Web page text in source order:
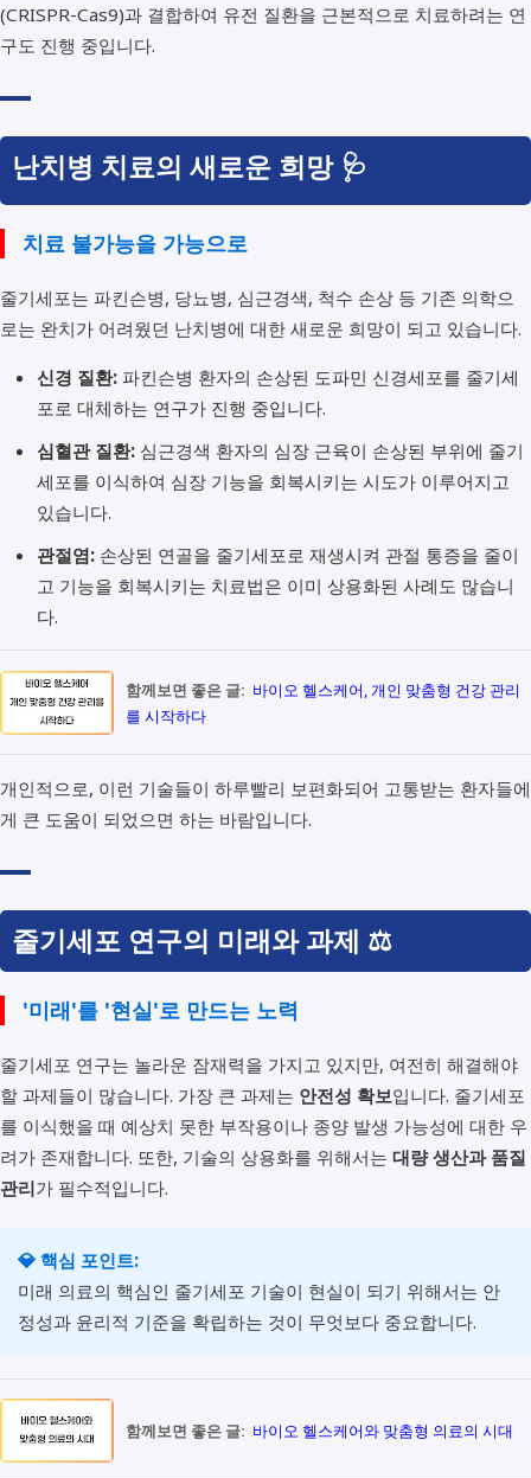
(CRISPR-Cas9)과 결합하여 유전 질환을 근본적으로 치료하려는 연
구도 진행 중입니다.
난치병 치료의 새로운 희망 🩺
치료 불가능을 가능으로
줄기세포는 파킨슨병, 당뇨병, 심근경색, 척수 손상 등 기존 의학으
로는 완치가 어려웠던 난치병에 대한 새로운 희망이 되고 있습니다.
신경 질환:파킨슨병 환자의 손상된 도파민 신경세포를 줄기세
포로 대체하는 연구가 진행 중입니다.
심혈관 질환:심근경색 환자의 심장 근육이 손상된 부위에 줄기
세포를 이식하여 심장 기능을 회복시키는 시도가 이루어지고
있습니다.
관절염:손상된 연골을 줄기세포로 재생시켜 관절 통증을 줄이
고 기능을 회복시키는 치료법은 이미 상용화된 사례도 많습니
다.
함께보면 좋은 글: 바이오 헬스케어, 개인 맞춤형 건강 관리
를 시작하다
개인적으로, 이런 기술들이 하루빨리 보편화되어 고통받는 환자들에
게 큰 도움이 되었으면 하는 바람입니다.
줄기세포 연구의 미래와 과제 ⚖️
'미래'를 '현실'로 만드는 노력
줄기세포 연구는 놀라운 잠재력을 가지고 있지만, 여전히 해결해야
할 과제들이 많습니다. 가장 큰 과제는 안전성 확보입니다. 줄기세포
를 이식했을 때 예상치 못한 부작용이나 종양 발생 가능성에 대한 우
려가 존재합니다. 또한, 기술의 상용화를 위해서는 대량 생산과 품질
관리가 필수적입니다.
💎 핵심 포인트:
미래 의료의 핵심인 줄기세포 기술이 현실이 되기 위해서는 안
정성과 윤리적 기준을 확립하는 것이 무엇보다 중요합니다.
함께보면 좋은 글: 바이오 헬스케어와 맞춤형 의료의 시대